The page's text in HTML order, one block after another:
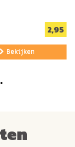
2,95
Bekijken